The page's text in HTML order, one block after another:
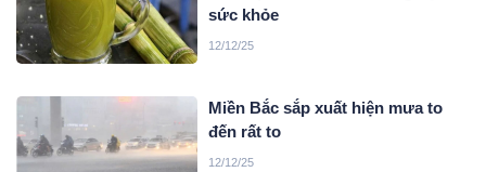
sức khỏe
12/12/25
Miền Bắc sắp xuất hiện mưa to
đến rất to
12/12/25